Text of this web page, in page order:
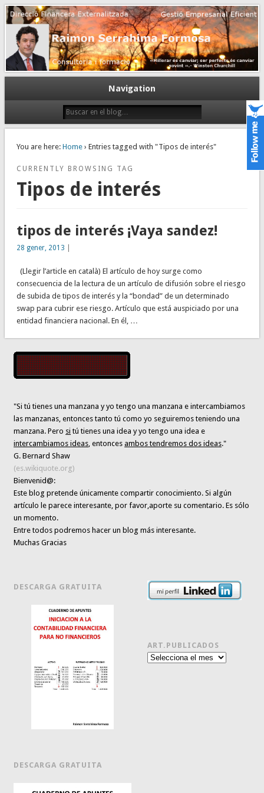
Dirección financiera de la PyME
Gestión empresarial eficiente. Dirección financiera externalizada.
Navigation
You are here: Home› Entries tagged with "Tipos de interés"
CURRENTLY BROWSING TAG
Tipos de interés
tipos de interés ¡Vaya sandez!
28 gener, 2013
(Llegir l’article en català) El artículo de hoy surge como
consecuencia de la lectura de un artículo de difusión sobre el riesgo
de subida de tipos de interés y la “bondad” de un determinado
swap para cubrir ese riesgo. Artículo que está auspiciado por una
entidad financiera nacional. En él, …
"Si tú tienes una manzana y yo tengo una manzana e intercambiamos
las manzanas, entonces tanto tú como yo seguiremos teniendo una
manzana. Pero si tú tienes una idea y yo tengo una idea e
intercambiamos ideas , entoncesambos tendremos dos ideas."
G. Bernard Shaw
(es.wikiquote.org)
Bienvenid@:
Este blog pretende únicamentecompartir conocimiento. Si algún
artículo le parece interesante,por favor,aporte su comentario. Es sólo
un momento.
Entre todos podremos hacer un blog más interesante.
Muchas Gracias
DESCARGA GRATUITA
DESCARGA GRATUITA
ART.PUBLICADOS
Art.publicados